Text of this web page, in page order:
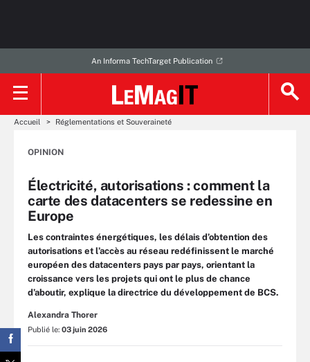
An Informa TechTarget Publication
Accueil Réglementations et Souveraineté
OPINION
Électricité, autorisations : comment la
carte des datacenters se redessine en
Europe
Les contraintes énergétiques, les délais d’obtention des
autorisations et l’accès au réseau redéfinissent le marché
européen des datacenters pays par pays, orientant la
croissance vers les projets qui ont le plus de chance
d’aboutir, explique la directrice du développement de BCS.
Alexandra Thorer
Publié le: 03 juin 2026